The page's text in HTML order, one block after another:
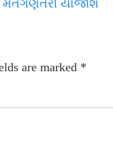
મતગણતરી યોજાશે
are marked *